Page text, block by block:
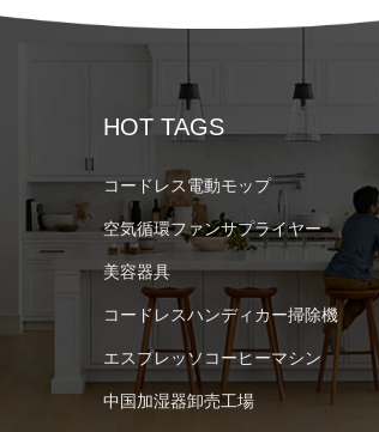
HOT TAGS
コードレス電動モップ
空気循環ファンサプライヤー
美容器具
コードレスハンディカー掃除機
エスプレッソコーヒーマシン
中国加湿器卸売工場